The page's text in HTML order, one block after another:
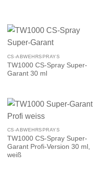
CS-ABWEHRSPRAYS
TW1000 CS-Spray Super-
Garant 30 ml
CS-ABWEHRSPRAYS
TW1000 CS-Spray Super-
Garant Profi-Version 30 ml,
weiß